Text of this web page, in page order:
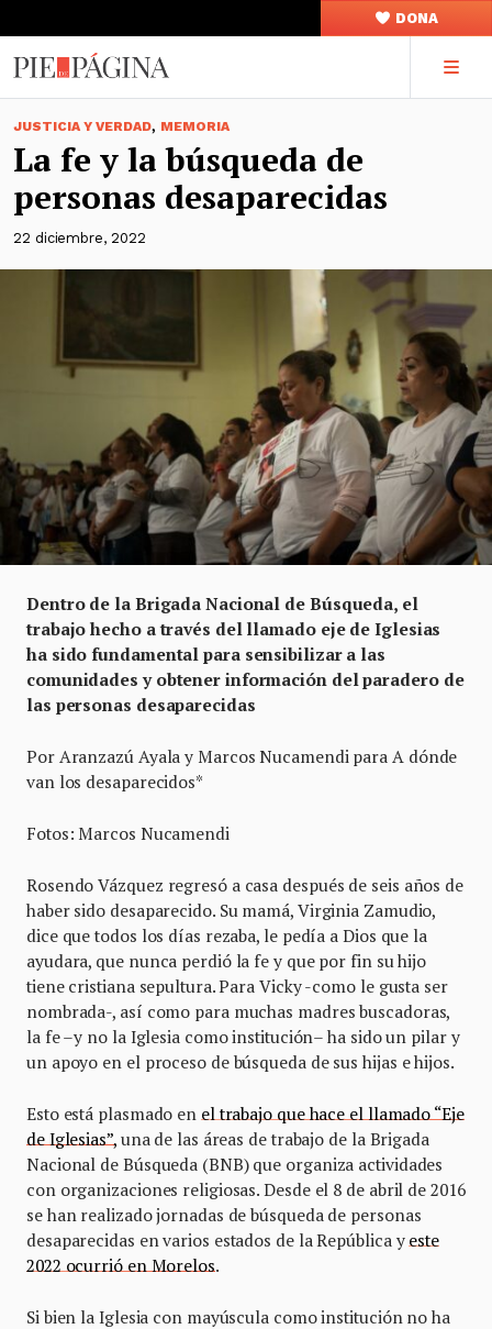
DONA
JUSTICIA Y VERDAD, MEMORIA
La fe y la búsqueda de
personas desaparecidas
22 diciembre, 2022
Dentro de la Brigada Nacional de Búsqueda, el
trabajo hecho a través del llamado eje de Iglesias
ha sido fundamental para sensibilizar a las
comunidades y obtener información del paradero de
las personas desaparecidas
Por Aranzazú Ayala y Marcos Nucamendi para A dónde
van los desaparecidos*
Fotos: Marcos Nucamendi
Rosendo Vázquez regresó a casa después de seis años de
haber sido desaparecido. Su mamá, Virginia Zamudio,
dice que todos los días rezaba, le pedía a Dios que la
ayudara, que nunca perdió la fe y que por fin su hijo
tiene cristiana sepultura. Para Vicky -como le gusta ser
nombrada-, así como para muchas madres buscadoras,
la fe –y no la Iglesia como institución– ha sido un pilar y
un apoyo en el proceso de búsqueda de sus hijas e hijos.
Esto está plasmado en el trabajo que hace el llamado “Eje
de Iglesias”,una de las áreas de trabajo de la Brigada
Nacional de Búsqueda (BNB) que organiza actividades
con organizaciones religiosas. Desde el 8 de abril de 2016
se han realizado jornadas de búsqueda de personas
desaparecidas en varios estados de la República y este
2022 ocurrió en Morelos.
Si bien la Iglesia con mayúscula como institución no ha